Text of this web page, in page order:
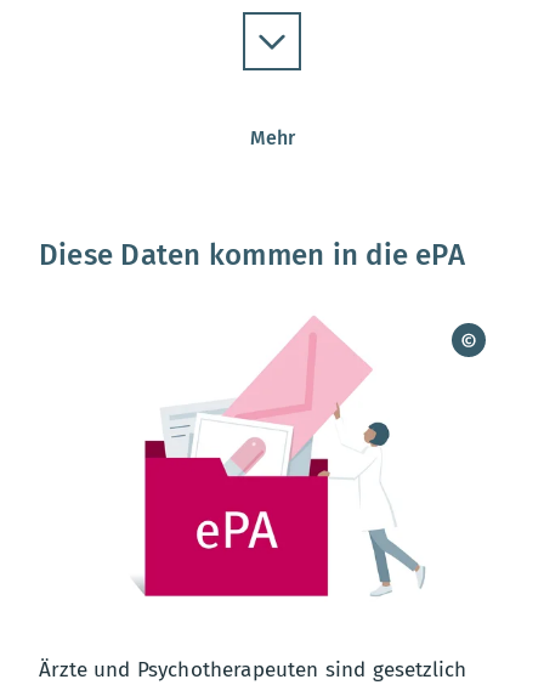
Mehr
Diese Daten kommen in die ePA
Ärzte und Psychotherapeuten sind gesetzlich